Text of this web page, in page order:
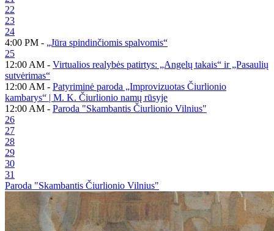
22
23
24
4:00 PM - „Jūra spindinčiomis spalvomis“
25
12:00 AM - Virtualios realybės patirtys: „Angelų takais“ ir „Pasaulių
sutvėrimas“
12:00 AM - Patyriminė paroda „Improvizuotas Čiurlionio
kambarys“ | M. K. Čiurlionio namų rūsyje
12:00 AM - Paroda "Skambantis Čiurlionio Vilnius"
26
27
28
29
30
31
Paroda "Skambantis Čiurlionio Vilnius"